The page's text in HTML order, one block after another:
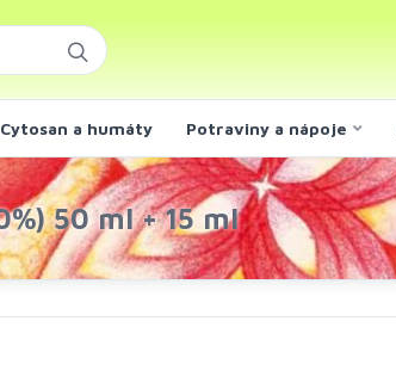
Cytosan a humáty Potraviny a nápoje
50 ml + 15 ml